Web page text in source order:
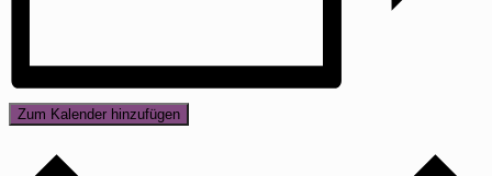
Zum Kalender hinzufügen